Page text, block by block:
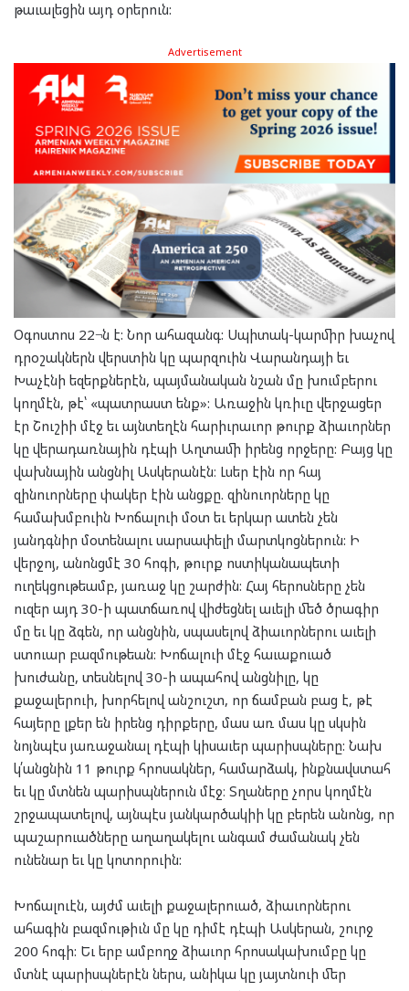
թաւալեցին այդ օրերուն:
Advertisement
Օգոստոս 22¬ն է: Նոր ահազանգ: Սպիտակ-կարմիր խաչով
դրօշակներն վերստին կը պարզուին Վարանդայի եւ
Խաչէնի եզերքներէն, պայմանական նշան մը խումբերու
կողմէն, թէ՝ «պատրաստ ենք»: Առաջին կռիւը վերջացեր
էր Շուշիի մէջ եւ այնտեղէն հարիւրաւոր թուրք ձիաւորներ
կը վերադառնային դէպի Աղտամի իրենց որջերը: Բայց կը
վախնային անցնիլ Ասկերանէն։ Լսեր էին որ հայ
զինուորները փակեր էին անցքը. զինուորները կը
համախմբուին Խոճալուի մօտ եւ երկար ատեն չեն
յանդգնիր մօտենալու սարսափելի մարտկոցներուն: Ի
վերջոյ, անոնցմէ 30 հոգի, թուրք ոստիկանապետի
ուղեկցութեամբ, յառաջ կը շարժին: Հայ հերոսները չեն
ուզեր այդ 30-ի պատճառով վիժեցնել աւելի մեծ ծրագիր
մը եւ կը ձգեն, որ անցնին, սպասելով ձիաւորներու աւելի
ստուար բազմութեան: Խոճալուի մէջ հաւաքուած
խուժանը, տեսնելով 30-ի ապահով անցնիլը, կը
քաջալերուի, խորհելով անշուշտ, որ ճամբան բաց է, թէ
հայերը լքեր են իրենց դիրքերը, մաս առ մաս կը սկսին
նոյնպէս յառաջանալ դէպի կիսաւեր պարիսպները: Նախ
կ՛անցնին 11 թուրք հրոսակներ, համարձակ, ինքնավստահ
եւ կը մտնեն պարիսպներուն մէջ։ Տղաները չորս կողմէն
շրջապատելով, այնպէս յանկարծակիի կը բերեն անոնց, որ
պաշարուածները աղաղակելու անգամ ժամանակ չեն
ունենար եւ կը կոտորուին:
Խոճալուէն, այժմ աւելի քաջալերուած, ձիաւորներու
ահագին բազմութիւն մը կը դիմէ դէպի Ասկերան, շուրջ
200 հոգի: Եւ երբ ամբողջ ձիաւոր հրոսակախումբը կը
մտնէ պարիսպներէն ներս, անիկա կը յայտնուի մեր